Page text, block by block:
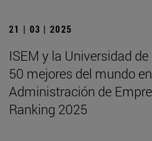
21 | 03 | 2025
ISEM y la Universidad
50 mejores del mundo
Administración de
Ranking 2025